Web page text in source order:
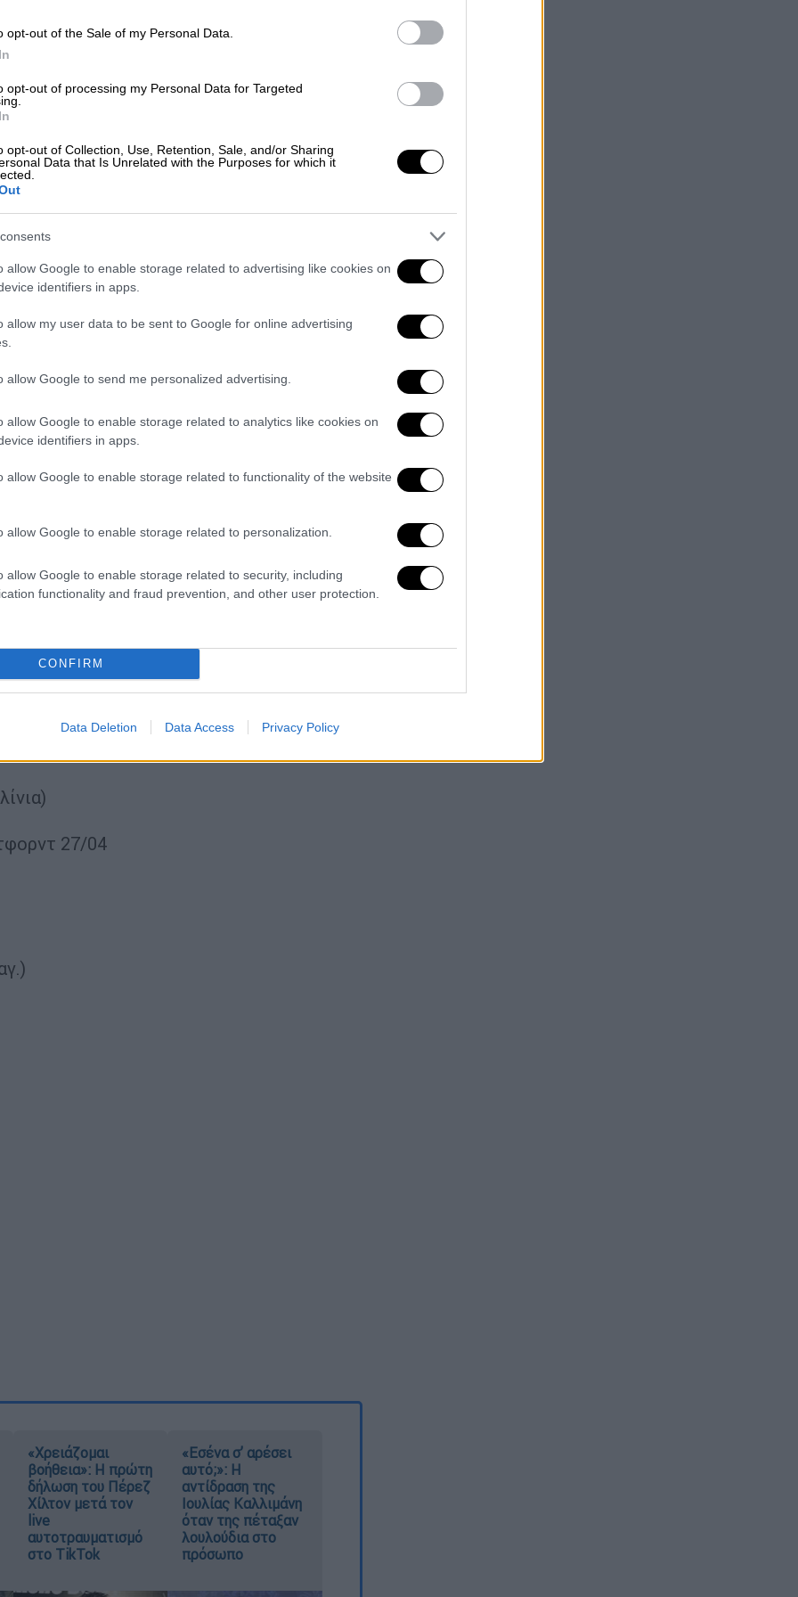
opt-out of the Sale of my Personal Data.
opt-out of processing my Personal Data for Targeted
opt-out of Collection, Use, Retention, Sale, and/or Sharing
Data that Is Unrelated with the Purposes for which it
allow Google to enable storage related to advertising like cookies on
identifiers in apps.
allow my user data to be sent to Google for online advertising
allow Google to send me personalized advertising.
allow Google to enable storage related to analytics like cookies on
identifiers in apps.
allow Google to enable storage related to functionality of the website
allow Google to enable storage related to personalization.
allow Google to enable storage related to security, including
functionality and fraud prevention, and other user protection.
CONFIRM
Data Deletion Data Access Privacy Policy
82’, ωστόσο παραμένει εντός
στις καθυστερήσεις με το 2-1 επί
ενώ η Νότιγχαμ Φόρεστ δεν
της.
νίκες, επικρατώντας 3-1 της Κρίσταλ
δίχτυα για πρώτη φορά μέσα στο 2026.
ισόβαθμοι με την Άστον Βίλα, η οποία
πλέον βρίσκονται κοντά στην
League.
εξελίσσεται η μάχη της παραμονής. Η
γκολ στο Μολινό, απέναντι στην ουραγό
Παλίνια στο 82΄ έδωσε τη λύση και οι
στη ζώνη του υποβιβασμού. Για λίγο
οποία ισοφαρίστηκε στο 88΄ από την
δεύτερο λεπτό των καθυστερήσεων
που είχαν βασικό τον Ντίνο Μαυροπάνο.
το +2 από τους «σπερς», τέσσερις
Νότιγχαμ Φόρεστ μπορεί να αισθάνεται
πέντε βαθμών από τη
56΄ Χίνσελγουντ, 90+1΄ Γουέλμπεκ)
Ράγιαν - 68΄ αυτ. Χιλ, 90+7΄ Λόνγκσταφ)
αυτ. Χούμε, 31΄ Γουντ, 34΄ Γκιμπς-
40΄ Ρόμπερτσον, 90+6΄ Βιρτς - 72΄
90+2΄ Γουίλσον - 88΄ Ντιούσμπερι-
27/04
«Χρειάζομαι
βοήθεια»: Η πρώτη
δήλωση του Πέρεζ
Χίλτον μετά τον
live
αυτοτραυματισμό
στο TikTok
«Εσένα σ’ αρέσει
αυτό;»: Η
αντίδραση της
Ιουλίας Καλλιμάνη
όταν της πέταξαν
λουλούδια στο
πρόσωπο